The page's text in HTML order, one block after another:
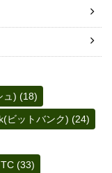
ュ) (18)
ビットバンク) (24)
(33)